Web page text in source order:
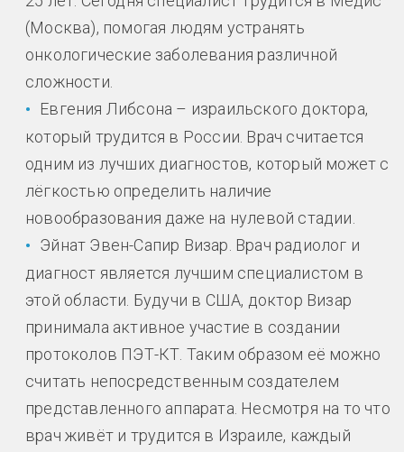
(Москва), помогая людям устранять
онкологические заболевания различной
сложности.
Евгения Либсона – израильского доктора,
который трудится в России. Врач считается
одним из лучших диагностов, который может с
лёгкостью определить наличие
новообразования даже на нулевой стадии.
Эйнат Эвен-Сапир Визар. Врач радиолог и
диагност является лучшим специалистом в
этой области. Будучи в США, доктор Визар
принимала активное участие в создании
протоколов ПЭТ-КТ. Таким образом её можно
считать непосредственным создателем
представленного аппарата. Несмотря на то что
врач живёт и трудится в Израиле, каждый